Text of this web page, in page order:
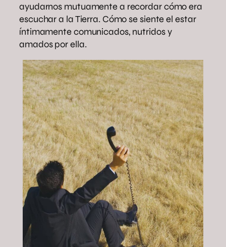
ayudarnos mutuamente a recordar cómo era
escuchar a la Tierra. Cómo se siente el estar
íntimamente comunicados, nutridos y
amados por ella.